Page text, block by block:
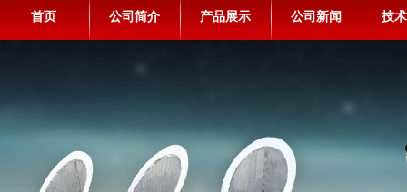
首页 公司简介 产品展示 公司新闻 技